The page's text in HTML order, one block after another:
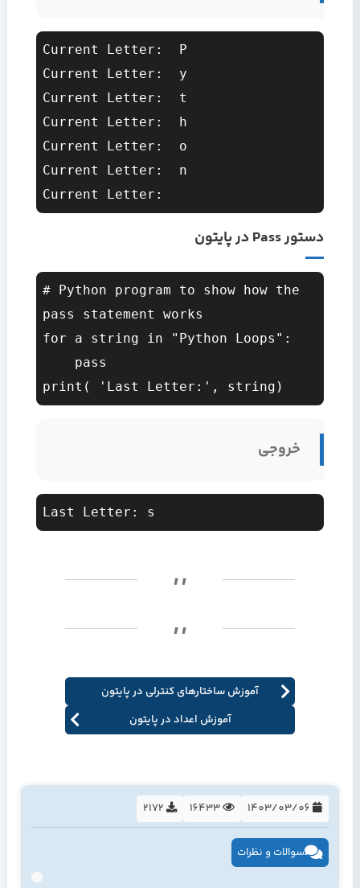
Current Letter:  P
Current Letter:  y
Current Letter:  t
Current Letter:  h
Current Letter:  o
Current Letter:  n
دستور Pass در پایتون
# Python program to show how the
pass statement works
for a string in "Python Loops":
خروجی
آموزش ساختارهای کنترلی در پایتون
آموزش اعداد در پایتون
16433
2172
سوالات و نظرات